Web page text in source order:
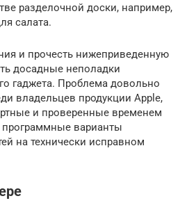
разделочной доски, например,
салата.
и прочесть нижеприведенную
досадные неполадки
гаджета. Проблема довольно
владельцев продукции Apple,
и проверенные временем
варианты
на технически исправном